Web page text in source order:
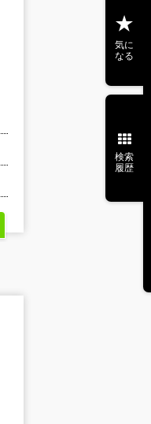
気に
なる
検索
履歴